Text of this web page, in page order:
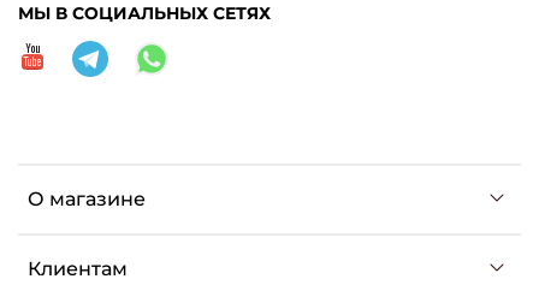
О магазине
Клиентам
МЫ В СОЦИАЛЬНЫХ СЕТЯХ